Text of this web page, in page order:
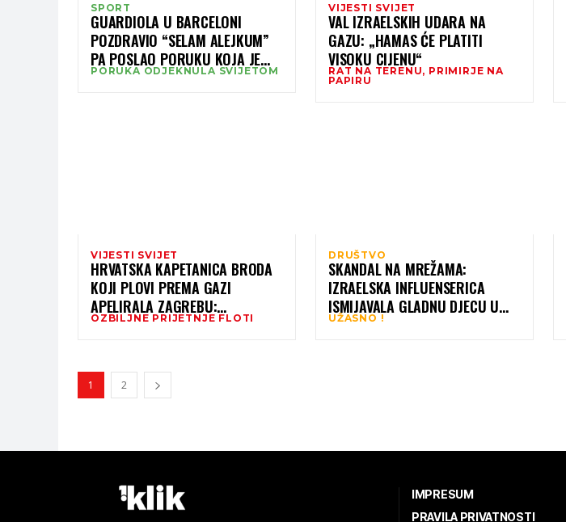
SPORT
GUARDIOLA U BARCELONI
POZDRAVIO “SELAM ALEJKUM”
PA POSLAO PORUKU KOJA JE
ODJEKNULA SVIJETOM
PORUKA ODJEKNULA SVIJETOM
VIJESTI SVIJET
VAL IZRAELSKIH UDARA NA
GAZU: „HAMAS ĆE PLATITI
VISOKU CIJENU“
RAT NA TERENU, PRIMIRJE NA
PAPIRU
VIJESTI SVIJET
HRVATSKA KAPETANICA BRODA
KOJI PLOVI PREMA GAZI
APELIRALA ZAGREBU:
“NAPADAJU NAS DRONOVIMA,
OZBILJNE PRIJETNJE FLOTI
DRUŠTVO
SKANDAL NA MREŽAMA:
IZRAELSKA INFLUENSERICA
ISMIJAVALA GLADNU DJECU U
GAZI! (VIDEO)
UŽASNO !
1 2
IMPRESUM
PRAVILA PRIVATNOSTI